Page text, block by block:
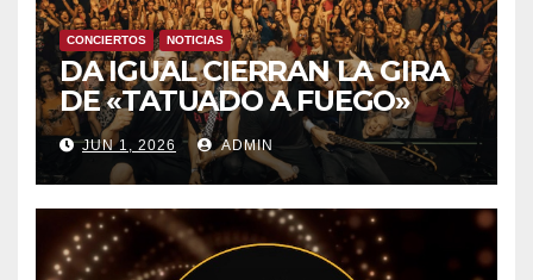
CONCIERTOS NOTICIAS
DA IGUAL CIERRAN LA GIRA
DE «TATUADO A FUEGO»
CON UN LLENO EN LA SALA
DEL MOVISTAR ARENA DE
MADRID
JUN 1, 2026 ADMIN